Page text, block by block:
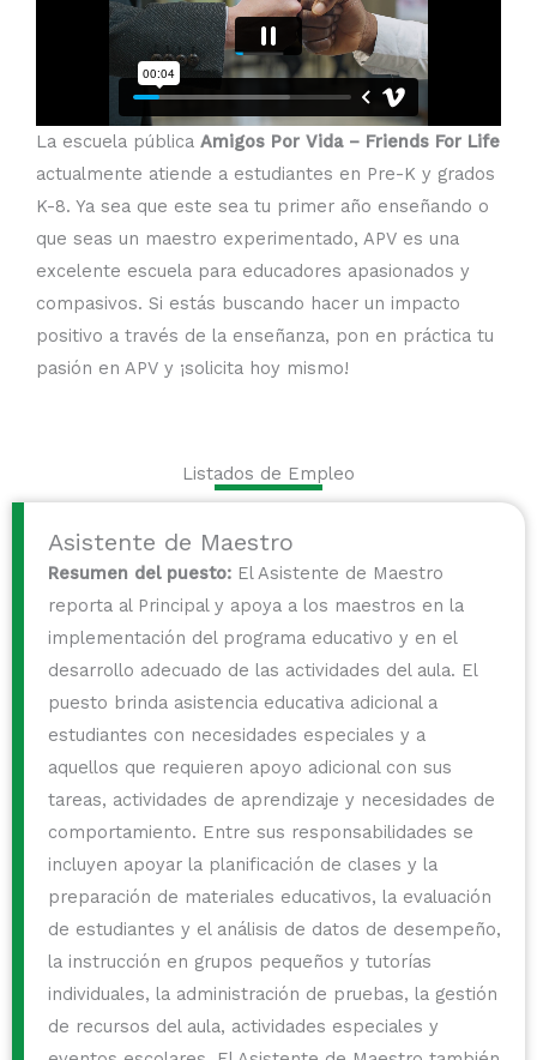
La escuela pública Amigos Por Vida – Friends For Life
actualmente atiende a estudiantes en Pre-K y grados
K-8. Ya sea que este sea tu primer año enseñando o
que seas un maestro experimentado, APV es una
excelente escuela para educadores apasionados y
compasivos. Si estás buscando hacer un impacto
positivo a través de la enseñanza, pon en práctica tu
pasión en APV y ¡solicita hoy mismo!
Listados de Empleo
Asistente de Maestro
Resumen del puesto: El Asistente de Maestro
reporta al Principal y apoya a los maestros en la
implementación del programa educativo y en el
desarrollo adecuado de las actividades del aula. El
puesto brinda asistencia educativa adicional a
estudiantes con necesidades especiales y a
aquellos que requieren apoyo adicional con sus
tareas, actividades de aprendizaje y necesidades de
comportamiento. Entre sus responsabilidades se
incluyen apoyar la planificación de clases y la
preparación de materiales educativos, la evaluación
de estudiantes y el análisis de datos de desempeño,
la instrucción en grupos pequeños y tutorías
individuales, la administración de pruebas, la gestión
de recursos del aula, actividades especiales y